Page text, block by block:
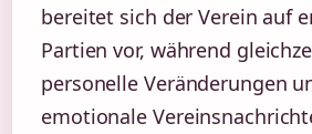
bereitet sich der Verein auf
Partien vor, während
personelle Veränderungen
emotionale